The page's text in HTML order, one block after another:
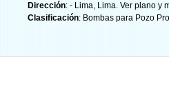
Dirección: - Lima, Lima. Ver plano y
Clasificación: Bombas para Pozo